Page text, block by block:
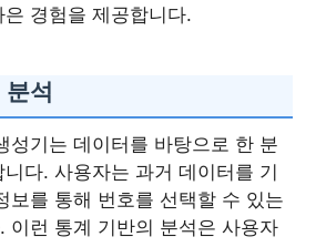
경험을 제공합니다.
석
성기는 데이터를 바탕으로 한 분
다. 사용자는 과거 데이터를 기
보를 통해 번호를 선택할 수 있는
이런 통계 기반의 분석은 사용자